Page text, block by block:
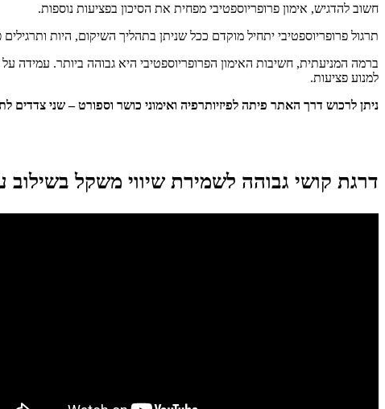
חשוב להדגיש, אימון פרופריוספטיבי מפחית את הסיכון בפציעות נוספות.
תרגול פרופריוספטיבי יתחיל מוקדם ככל שניתן בתהליך השיקום, היות
ברמה המניעתית, חשיבות האימון הפרופריוספטיבי היא גבוהה ביותר.
למנוע פציעות.
ניתן לרכוש דרך האתר פיתה לפיזיותרפיה ואימוני כושר וספורט – שני צדדים לתרגול – חלק
דרגת קושי גבוהה לשמירת שיווי משקל בשילוב